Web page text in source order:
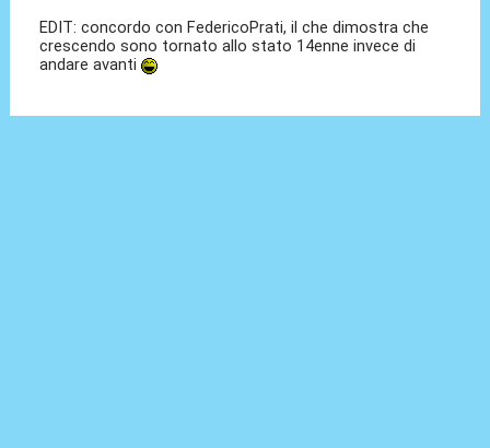
EDIT: concordo con FedericoPrati, il che dimostra che
crescendo sono tornato allo stato 14enne invece di
andare avanti